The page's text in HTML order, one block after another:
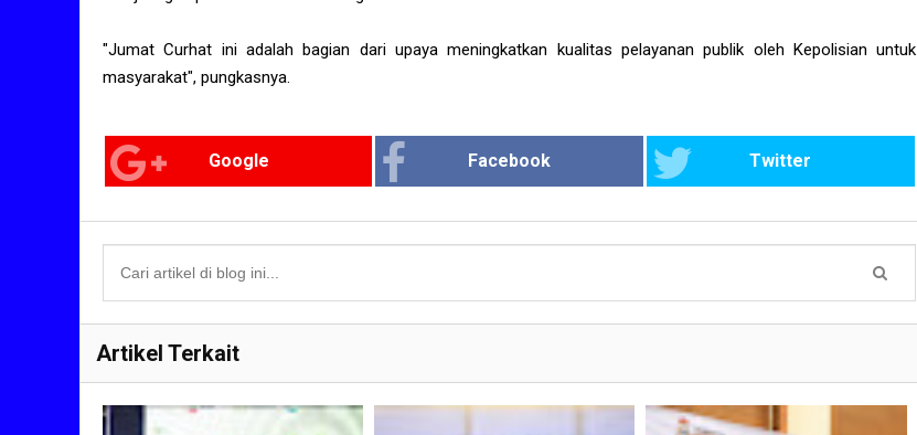
"Jumat Curhat ini adalah bagian dari upaya meningkatkan kualitas pelayanan publik oleh Kepolisian untuk
masyarakat", pungkasnya.
Google Facebook Twitter
Artikel Terkait